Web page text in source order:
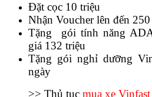
Đặt cọc 10 triệu
Nhận Voucher lên đến 250
Tặng gói tính năng
giá 132 triệu
Tặng gói nghỉ dưỡng
ngày
>> Thủ tục mua xe